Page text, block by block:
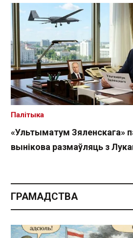
«Ультыматум Зяленскага»
вынікова размаўляць з
Палітыка
ГРАМАДСТВА